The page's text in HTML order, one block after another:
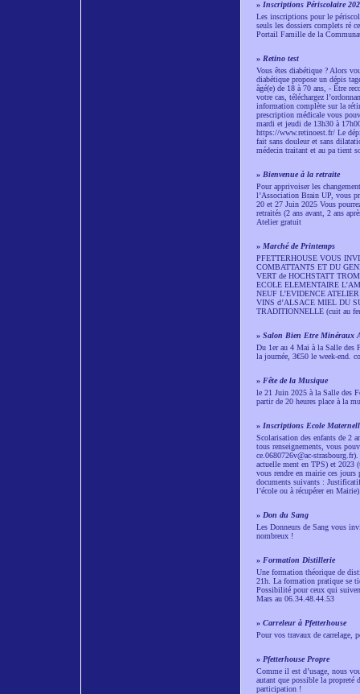
» Inscriptions Périscolaire
Les inscriptions pour le
seuls les dossiers complets ré
Portail Famille de la
» Retino test
Vous êtes diabétique ? Alors
diabétique propose un dépis
âgé(e) de 18 à 70 ans, - Être
votre cas, téléchargez
information complète sur la
prescription médicale vous
mardi et jeudi de 13h30 à
https://www.retinoest.fr/ Le
fait sans douleur et sans
médecin traitant et au pa tient
» Bienvenue à la retraite
Pour apprivoiser les
l’Association Brain UP, vous
20 et 27 Juin 2025 Vous
retraités (2 ans avant, 2 ans
Atelier gratuit
» Marché de Printemps
PFETTERHOUSE VOUS
COMBATTANTS ET DU
VERT de HOCHSTATT
ECOLE ELEMENTAIRE
NEUF L’EVIDENCE
VINS d’ALSACE MIEL DU
TRADITIONNELLE (cuit au
» Salon Bien Etre Minéraux
Du 1er au 4 Mai à la Salle des
la journée, 3€50 le week-end.
» Fête de la Musique
le 21 Juin 2025 à la Salle des
partir de 20 heures place à la
» Inscriptions Ecole
Scolarisation des enfants de 2
tous renseignements, vous
ce.0680726v@ac-
actuelle ment en TPS) et 2023
vous rendre en mairie ces jours
documents suivants :
l’école ou à récupérer en
» Don du Sang
Les Donneurs de Sang vous
nombreux !
» Formation Distillerie
Une formation théorique de
21h. La formation pratique se
Possibilité pour ceux qui
Mars au 06.34.48.44.53
» Carreleur à Pfetterhouse
Pour vos travaux de carrelage,
» Pfetterhouse Propre
Comme il est d’usage, nous
autant que possible la propreté
participation !